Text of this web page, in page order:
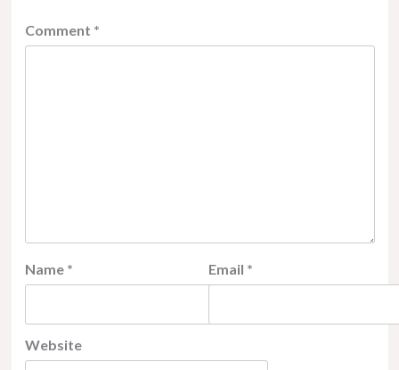
Comment *
Name * Email *
Website